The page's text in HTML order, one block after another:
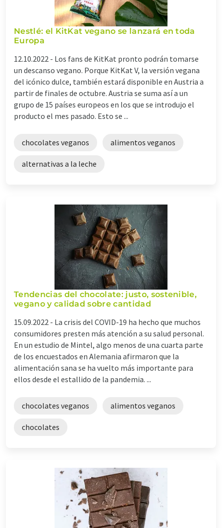
Nestlé: el KitKat vegano se lanzará en toda
Europa
12.10.2022 - Los fans de KitKat pronto podrán tomarse
un descanso vegano. Porque KitKat V, la versión vegana
del icónico dulce, también estará disponible en Austria a
partir de finales de octubre. Austria se suma así a un
grupo de 15 países europeos en los que se introdujo el
producto el mes pasado. Esto se ...
chocolates veganos alimentos veganos
alternativas a la leche
Tendencias del chocolate: justo, sostenible,
vegano y calidad sobre cantidad
15.09.2022 - La crisis del COVID-19 ha hecho que muchos
consumidores presten más atención a su salud personal.
En un estudio de Mintel, algo menos de una cuarta parte
de los encuestados en Alemania afirmaron que la
alimentación sana se ha vuelto más importante para
ellos desde el estallido de la pandemia. ...
chocolates veganos alimentos veganos
chocolates